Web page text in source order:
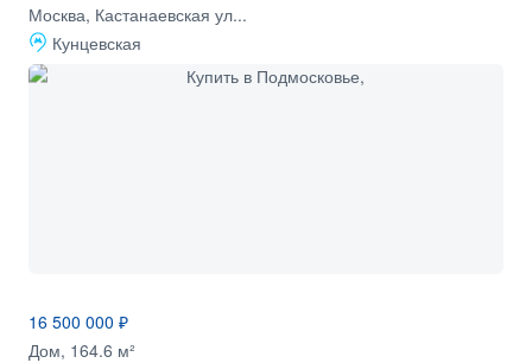
Москва, Кастанаевская ул...
Кунцевская
16 500 000 ₽
Дом, 164.6 м²